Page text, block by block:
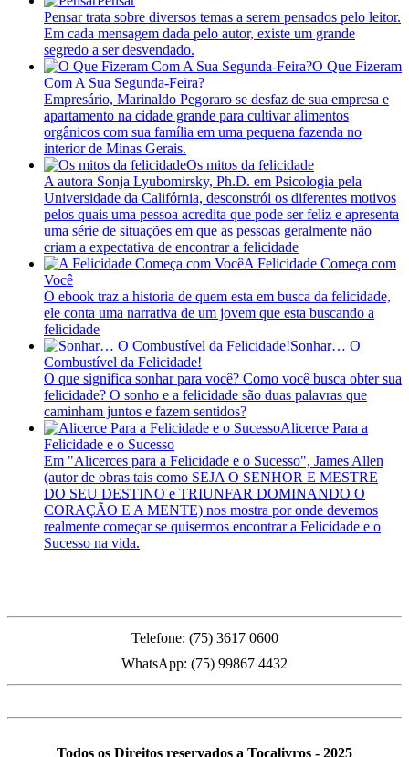
Pensar trata sobre diversos temas a serem pensados pelo leitor.
Em cada mensagem dada pelo autor, existe um grande
segredo a ser desvendado.
O Que Fizeram
Com A Sua Segunda-Feira?
Empresário, Marinaldo Pegoraro se desfaz de sua empresa e
apartamento na cidade grande para cultivar alimentos
orgânicos com sua família em uma pequena fazenda no
interior de Minas Gerais.
Os mitos da felicidade
A autora Sonja Lyubomirsky, Ph.D. em Psicologia pela
Universidade da Califórnia, desconstrói os diferentes motivos
pelos quais uma pessoa acredita que pode ser feliz e apresenta
uma série de situações em que as pessoas geralmente não
criam a expectativa de encontrar a felicidade
A Felicidade Começa com
Você
O ebook traz a historia de quem esta em busca da felicidade,
ele conta uma narrativa de um jovem que esta buscando a
felicidade
Sonhar… O
Combustível da Felicidade!
O que significa sonhar para você? Como você busca obter sua
felicidade? O sonho e a felicidade são duas palavras que
caminham juntos e fazem sentidos?
Alicerce Para a
Felicidade e o Sucesso
Em "Alicerces para a Felicidade e o Sucesso", James Allen
(autor de obras tais como SEJA O SENHOR E MESTRE
DO SEU DESTINO e TRIUNFAR DOMINANDO O
CORAÇÃO E A MENTE) nos mostra por onde devemos
realmente começar se quisermos encontrar a Felicidade e o
Sucesso na vida.
Telefone: (75) 3617 0600
WhatsApp: (75) 99867 4432
Todos os Direitos reservados a Tocalivros - 2025